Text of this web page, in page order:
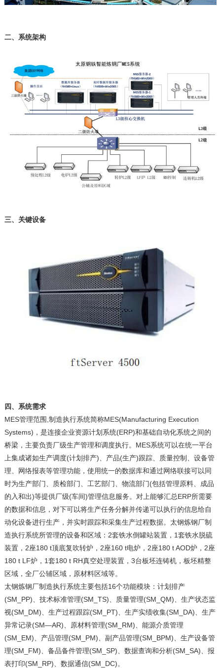
二、系统架构
三、关键设备
四、系统需求
MES管理范围,制造执行系统简称MES(Manufacturing Execution
Systems)，是连接企业资源计划系统(ERP)和基础自动化系统之间的
桥梁，主要负责厂级生产管理和调度执行。MES系统可以在统一平台
上集成诸如生产调度(计划排产)、产品(生产)跟踪、质量控制、设备管
理、网络报表等管理功能，使用统一的数据库和通过网络联接可以同
时为生产部门、质检部门、工艺部门、物流部门(包括管理原料、成品
的入和出)等提供厂级(车间)管理信息服务。对上能够汇总ERP所需要
的数据和信息，对下可以将生产任务分解并传递可以执行的信息给自
动化设备进行生产，并实时跟踪和采集生产过程数据。太钢炼钢厂制
造执行系统所管理的设备和区域：2套铁水倒罐站装置，1套铁水脱硫
装置，2座180 t顶底复吹转炉，2座160 t电炉，2座180 t AOD炉，2座
180 t LF炉，1套180 t RH真空处理装置，3台板坯连铸机，板坯精整
区域，全厂公辅区域，原材料区域等。
太钢炼钢厂制造执行系统主要包括16个功能模块：计划排产
(SM_PP)、技术标准管理(SM_TS)、质量管理(SM_QM)、生产状态监
视(SM_DM)、生产过程跟踪(SM_PT)、生产实绩收集(SM_DA)、生产
异常记录(SM—AR)、原材料管理(SM_RM)、能源介质管理
(SM_EM)、产品管理(SM_PM)、副产品管理(SM_BPM)、生产设备管
理(SM_FM)、备品备件管理(SM_SP)、数据查询和分析(SM_SA)、报
表打印(SM_RP)、数据通信(SM_DC)。